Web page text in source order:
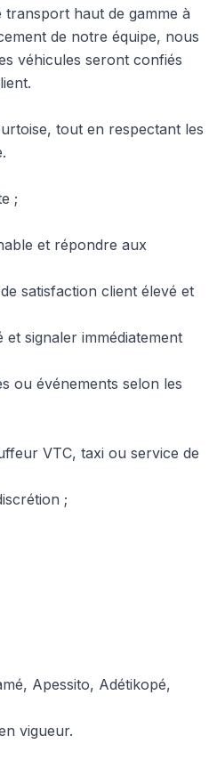
haut de gamme à
de notre équipe, nous
véhicules seront confiés
tout en respectant les
;
et répondre aux
satisfaction client élevé et
signaler immédiatement
ou événements selon les
VTC, taxi ou service de
;
Apessito, Adétikopé,
vigueur.